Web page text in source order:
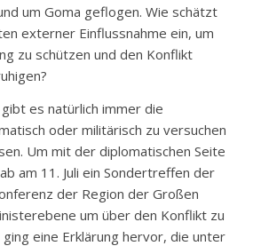
um Goma geflogen. Wie schätzt
externer Einflussnahme ein, um
zu schützen und den Konflikt
es natürlich immer die
oder militärisch zu versuchen
Um mit der diplomatischen Seite
am 11. Juli ein Sondertreffen der
der Region der Großen
um über den Konflikt zu
eine Erklärung hervor, die unter